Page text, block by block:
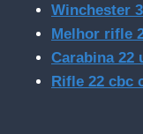
Winchester
Melhor rifle
Carabina 22
Rifle 22 cbc